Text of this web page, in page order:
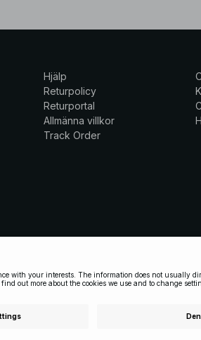
Hjälp
Returpolicy
Returportal
Allmänna villkor
Track Order